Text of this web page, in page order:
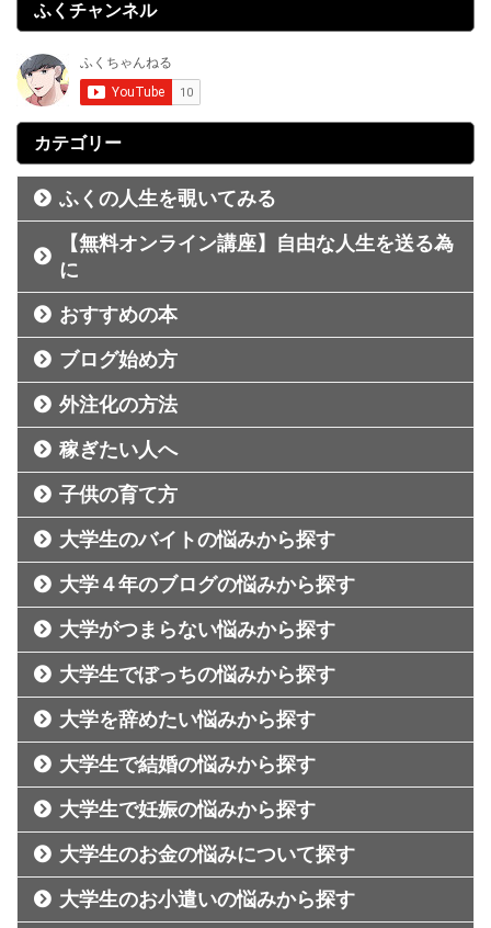
ふくチャンネル
カテゴリー
ふくの人生を覗いてみる
【無料オンライン講座】自由な人生を送る為
に
おすすめの本
ブログ始め方
外注化の方法
稼ぎたい人へ
子供の育て方
大学生のバイトの悩みから探す
大学４年のブログの悩みから探す
大学がつまらない悩みから探す
大学生でぼっちの悩みから探す
大学を辞めたい悩みから探す
大学生で結婚の悩みから探す
大学生で妊娠の悩みから探す
大学生のお金の悩みについて探す
大学生のお小遣いの悩みから探す